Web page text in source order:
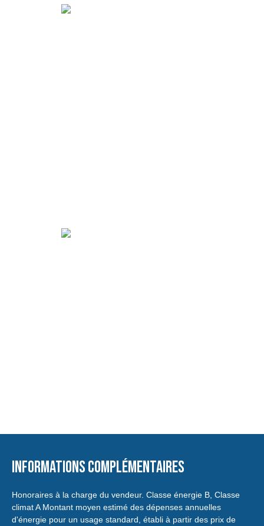
Informations complémentaires
Honoraires à la charge du vendeur. Classe énergie B, Classe
climat A Montant moyen estimé des dépenses annuelles
d'énergie pour un usage standard, établi à partir des prix de